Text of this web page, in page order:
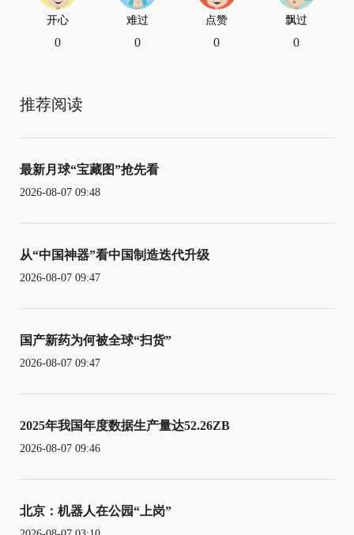
开心
0
难过
0
点赞
0
飘过
0
推荐阅读
最新月球“宝藏图”抢先看
2026-08-07 09:48
从“中国神器”看中国制造迭代升级
2026-08-07 09:47
国产新药为何被全球“扫货”
2026-08-07 09:47
2025年我国年度数据生产量达52.26ZB
2026-08-07 09:46
北京：机器人在公园“上岗”